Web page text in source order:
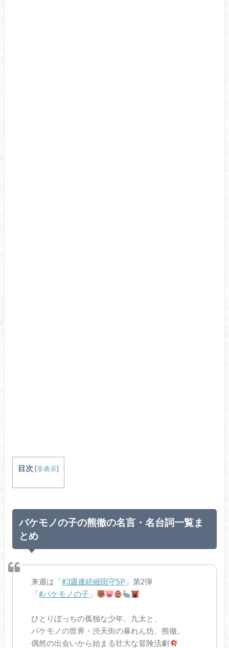
目次 [非表示]
バケモノの子の熊徹の名言・名台詞一覧ま
とめ
来週は「#3週連続細田守SP 」第2弾
「#バケモノの子 」
ひとりぼっちの孤独な少年、九太と、
バケモノの世界・渋天街の暴れん坊、熊徹。
偶然の出会いから始まる壮大な冒険活劇